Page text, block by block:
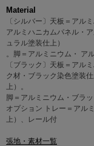
Material
〔シルバー〕天板＝アル
アルミハニカムパネル・
ュラル塗装仕上）
。脚＝アルミニウム・ ア
〔ブラック〕天板＝アル
ク材・ブラック染色塗装
上）。
脚＝アルミニウム・ブラ
オプション トレー＝アル
上）、レール付
張地・素材一覧